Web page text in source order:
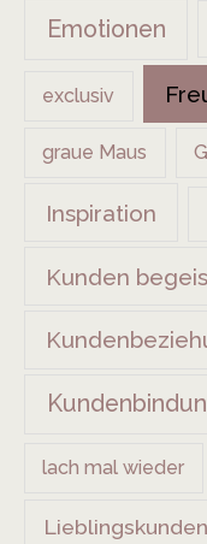
Emotionen
exclusiv
graue Maus
Inspiration
Kunden
lach mal wieder
Lieblingskunden